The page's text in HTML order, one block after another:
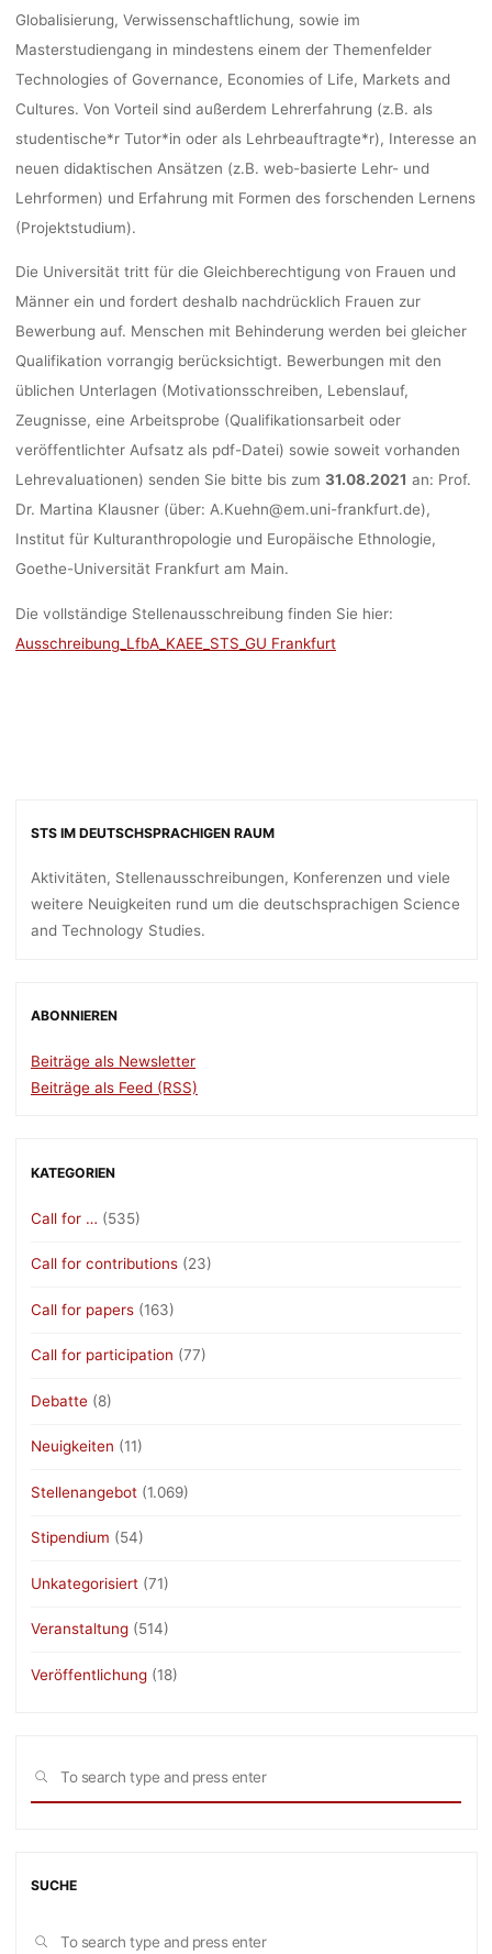
Globalisierung, Verwissenschaftlichung, sowie im
Masterstudiengang in mindestens einem der Themenfelder
Technologies of Governance, Economies of Life, Markets and
Cultures. Von Vorteil sind außerdem Lehrerfahrung (z.B. als
studentische*r Tutor*in oder als Lehrbeauftragte*r), Interesse an
neuen didaktischen Ansätzen (z.B. web-basierte Lehr- und
Lehrformen) und Erfahrung mit Formen des forschenden Lernens
(Projektstudium).
Die Universität tritt für die Gleichberechtigung von Frauen und
Männer ein und fordert deshalb nachdrücklich Frauen zur
Bewerbung auf. Menschen mit Behinderung werden bei gleicher
Qualifikation vorrangig berücksichtigt. Bewerbungen mit den
üblichen Unterlagen (Motivationsschreiben, Lebenslauf,
Zeugnisse, eine Arbeitsprobe (Qualifikationsarbeit oder
veröffentlichter Aufsatz als pdf-Datei) sowie soweit vorhanden
Lehrevaluationen) senden Sie bitte bis zum 31.08.2021 an: Prof.
Dr. Martina Klausner (über: A.Kuehn@em.uni-frankfurt.de),
Institut für Kulturanthropologie und Europäische Ethnologie,
Goethe-Universität Frankfurt am Main.
Die vollständige Stellenausschreibung finden Sie hier:
Ausschreibung_LfbA_KAEE_STS_GU Frankfurt
STS IM DEUTSCHSPRACHIGEN RAUM
Aktivitäten, Stellenausschreibungen, Konferenzen und viele
weitere Neuigkeiten rund um die deutschsprachigen Science
and Technology Studies.
ABONNIEREN
Beiträge als Newsletter
Beiträge als Feed (RSS)
KATEGORIEN
Call for … (535)
Call for contributions (23)
Call for papers (163)
Call for participation (77)
Debatte (8)
Neuigkeiten (11)
Stellenangebot (1.069)
Stipendium (54)
Unkategorisiert (71)
Veranstaltung (514)
Veröffentlichung (18)
SEARCH
SUCHE
SEARCH